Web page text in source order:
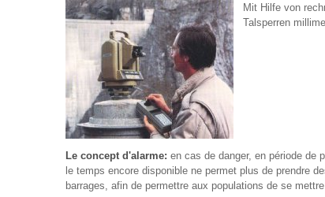
Mit Hilfe von
Talsperren
Le concept d'alarme: en cas de danger, en période de
le temps encore disponible ne permet plus de prendre
barrages, afin de permettre aux populations de se